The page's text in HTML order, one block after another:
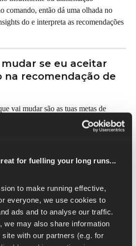
for fuelling your long runs...
to make running effective,
everyone, we use cookies to
ads and to analyse our traffic.
we may also share information
with our partners (e.g. for
comando, então dá uma olhada no
do e interpreta as recomendações
se eu aceitar
na recomendação de
vai mudar são as tuas metas de
exatamente o mesmo, e o Runna
ao longo do plano para se
devem ser sempre confortáveis e
da
de ritmo — como